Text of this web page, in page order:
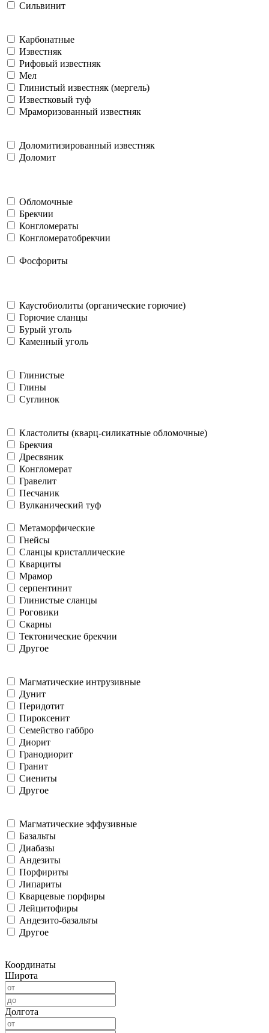
Сильвинит
Карбонатные
Известняк
Рифовый известняк
Мел
Глинистый известняк (мергель)
Известковый туф
Мраморизованный известняк
Доломитизированный известняк
Доломит
Обломочные
Брекчии
Конгломераты
Конгломератобрекчии
Фосфориты
Каустобиолиты (органические горючие)
Горючие сланцы
Бурый уголь
Каменный уголь
Глинистые
Глины
Суглинок
Кластолиты (кварц-силикатные обломочные)
Брекчия
Дресвяник
Конгломерат
Гравелит
Песчаник
Вулканический туф
Метаморфические
Гнейсы
Сланцы кристаллические
Кварциты
Мрамор
серпентинит
Глинистые сланцы
Роговики
Скарны
Тектонические брекчии
Другое
Магматические интрузивные
Дунит
Перидотит
Пироксенит
Семейство габбро
Диорит
Гранодиорит
Гранит
Сиениты
Другое
Магматические эффузивные
Базальты
Диабазы
Андезиты
Порфириты
Липариты
Кварцевые порфиры
Лейцитофиры
Андезито-базальты
Другое
Координаты
Широта
Долгота